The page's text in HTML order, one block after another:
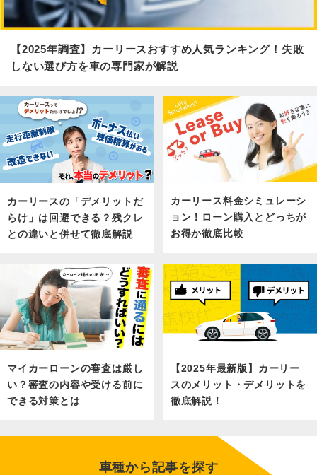
【2025年調査】カーリースおすすめ人気ランキング！失敗
しない選び方を車の専門家が解説
カーリースの「デメリットだ
らけ」は回避できる？残クレ
との違いと併せて徹底解説
カーリース料金シミュレーシ
ョン！ローン購入とどっちが
お得か徹底比較
マイカーローンの審査は厳し
い？審査の内容や受ける前に
できる対策とは
【2025年最新版】カーリー
スのメリット・デメリットを
徹底解説！
車種から記事を探す